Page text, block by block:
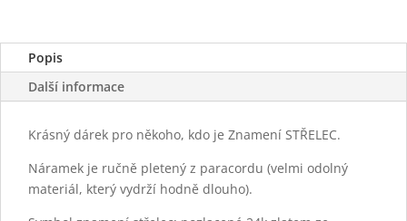
Popis
Další informace
Krásný dárek pro někoho, kdo je Znamení STŘELEC.
Náramek je ručně pletený z paracordu (velmi odolný
materiál, který vydrží hodně dlouho).